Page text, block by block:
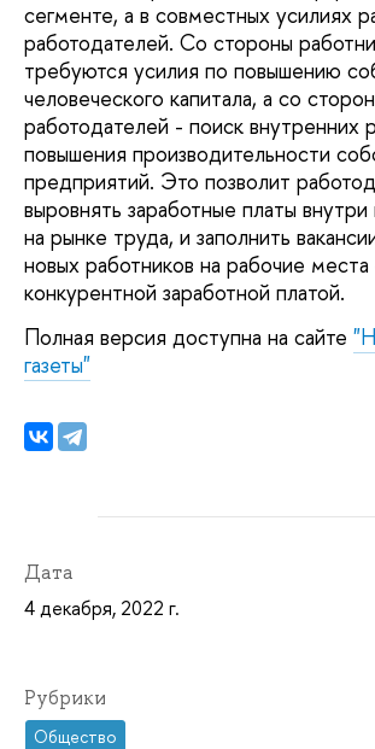
сегменте, а в совместных усилиях
работодателей. Со стороны
требуются усилия по повышению
человеческого капитала, а со
работодателей - поиск внутренних
повышения производительности
предприятий. Это позволит
выровнять заработные платы
на рынке труда, и заполнить
новых работников на рабочие места
конкурентной заработной платой.
Полная версия доступна на сайте
газеты"
Дата
4 декабря, 2022 г.
Рубрики
Общество